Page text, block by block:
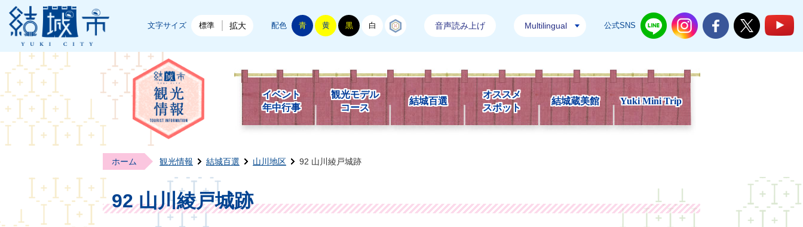
結城市公式ホームページ
文字サイズ 標準 拡大 配色 青 黄 黒 白 音声読み上げ Multilingual 公式SNS 結城市公式LINE結城市公式Instagram
結城市公式Facebook
結城市公式
イベント
年中行事
観光モデル
コース
結城百選
オススメ
スポット
結城蔵美館 Yuki Mini Trip
ホーム 観光情報 結城百選 山川地区 92 山川綾戸城跡
92 山川綾戸城跡